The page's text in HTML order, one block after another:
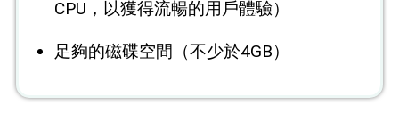
CPU，以獲得流暢的用戶體驗）
足夠的磁碟空間（不少於4GB）